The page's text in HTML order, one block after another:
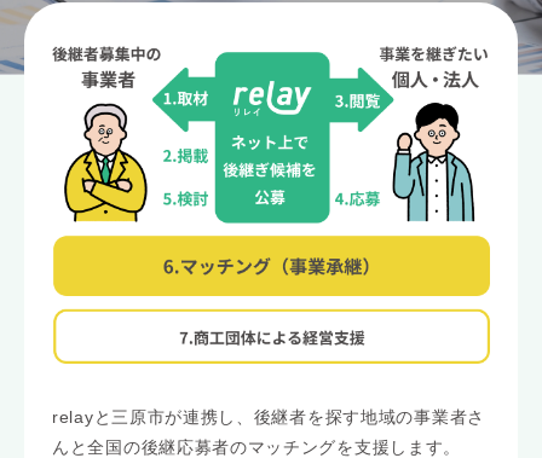
relayと三原市が連携し、後継者を探す地域の事業者さ
んと全国の後継応募者のマッチングを支援します。